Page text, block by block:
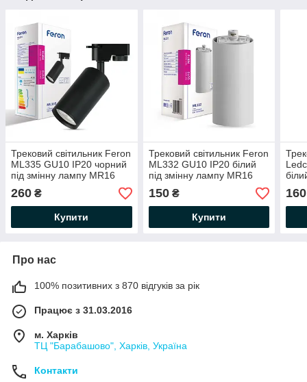
Трековий світильник Feron
ML335 GU10 IP20 чорний
під змінну лампу MR16
260 ₴
Купити
Трековий світильник Feron
ML332 GU10 IP20 бiлий
під змінну лампу MR16
150₴
Купити
160
Про нас
100% позитивних з 870 відгуків за рік
Працює з 31.03.2016
м. Харків
ТЦ "Барабашово", Харків, Україна
Контакти